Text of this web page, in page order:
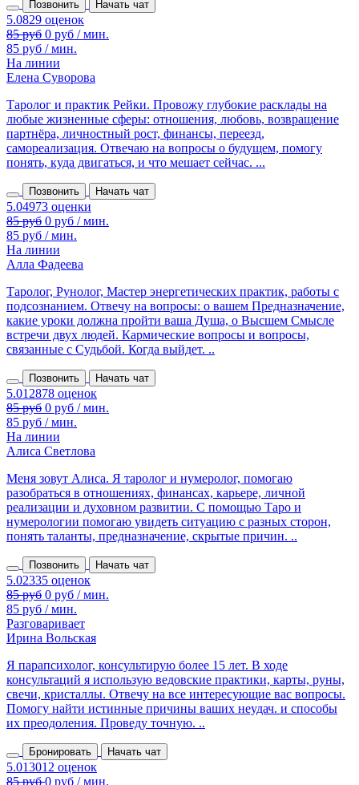
Позвонить Начать чат
85 руб 0 руб / мин.
85 руб / мин.
На линии
Елена Суворова
Таролог и практик Рейки. Провожу глубокие расклады на
любые жизненные сферы: отношения, любовь, возвращение
партнёра, личностный рост, финансы, переезд,
самореализация. Отвечаю на вопросы о будущем, помогу
понять, куда двигаться, и что мешает сейчас. ...
Позвонить Начать чат
85 руб 0 руб / мин.
85 руб / мин.
На линии
Алла Фадеева
Таролог, Рунолог, Мастер энергетических практик, работы с
подсознанием. Отвечу на вопросы: о вашем Предназначение,
какие уроки должна пройти ваша Душа, о Высшем Смысле
встречи двух людей. Кармические вопросы и вопросы,
связанные с Судьбой. Когда выйдет. ..
Позвонить Начать чат
85 руб 0 руб / мин.
85 руб / мин.
На линии
Алиса Светлова
Меня зовут Алиса. Я таролог и нумеролог, помогаю
разобраться в отношениях, финансах, карьере, личной
реализации и духовном развитии. С помощью Таро и
нумерологии помогаю увидеть ситуацию с разных сторон,
понять таланты, предназначение, скрытые причин. ..
Позвонить Начать чат
85 руб 0 руб / мин.
85 руб / мин.
Разговаривает
Ирина Вольская
Я парапсихолог, консультирую более 15 лет. В ходе
консультаций я использую ведовские практики, карты, руны,
свечи, кристаллы. Отвечу на все интересующие вас вопросы.
Помогу найти истинные причины ваших неудач. и способы
их преодоления. Проведу точную. ..
Бронировать Начать чат